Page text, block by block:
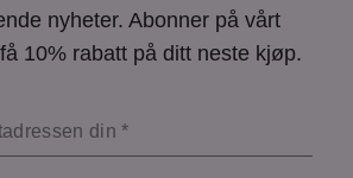
nyheter. Abonner på vårt
10% rabatt på ditt neste kjøp.
din